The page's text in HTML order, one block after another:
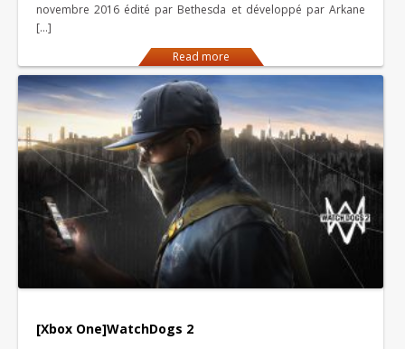
novembre 2016 édité par Bethesda et développé par Arkane
[…]
Read more
[Xbox One]WatchDogs 2